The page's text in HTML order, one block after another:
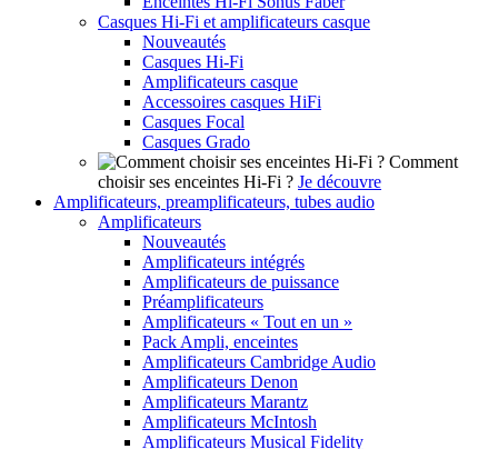
Casques Hi-Fi et amplificateurs casque
Nouveautés
Casques Hi-Fi
Amplificateurs casque
Accessoires casques HiFi
Casques Focal
Casques Grado
Comment
choisir ses enceintes Hi-Fi ? Je découvre
Amplificateurs, preamplificateurs, tubes audio
Amplificateurs
Nouveautés
Amplificateurs intégrés
Amplificateurs de puissance
Préamplificateurs
Amplificateurs « Tout en un »
Pack Ampli, enceintes
Amplificateurs Cambridge Audio
Amplificateurs Denon
Amplificateurs Marantz
Amplificateurs McIntosh
Amplificateurs Musical Fidelity